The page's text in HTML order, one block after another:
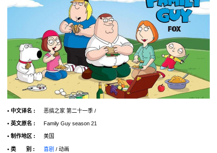
• 中文译名 : 恶搞之家 第二十一季 /
• 英文原名 : Family Guy season 21
• 制作地区 : 美国
• 类 别 : 喜剧 / 动画